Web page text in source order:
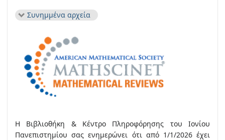
Συνημμένα αρχεία
Η Βιβλιοθήκη & Κέντρο Πληροφόρησης του Ιονίου
Πανεπιστημίου σας ενημερώνει ότι από 1/1/2026 έχει